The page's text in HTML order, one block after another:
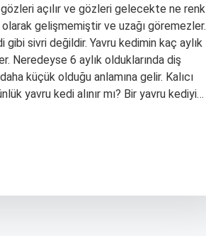
açılır ve gözleri gelecekte ne renk
olarak gelişmemiştir ve uzağı göremezler.
gibi sivri değildir. Yavru kedimin kaç aylık
Neredeyse 6 aylık olduklarında diş
küçük olduğu anlamına gelir. Kalıcı
yavru kedi alınır mı? Bir yavru kediyi…